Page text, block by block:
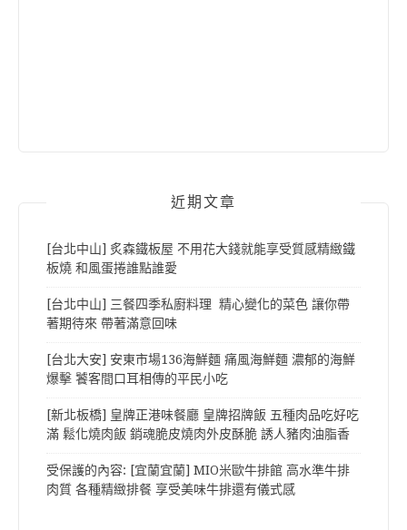
近期文章
[台北中山] 炙森鐵板屋 不用花大錢就能享受質感精緻鐵
板燒 和風蛋捲誰點誰愛
[台北中山] 三餐四季私廚料理 精心變化的菜色 讓你帶
著期待來 帶著滿意回味
[台北大安] 安東市場136海鮮麵 痛風海鮮麵 濃郁的海鮮
爆擊 饕客間口耳相傳的平民小吃
[新北板橋] 皇牌正港味餐廳 皇牌招牌飯 五種肉品吃好吃
滿 鬆化燒肉飯 銷魂脆皮燒肉外皮酥脆 誘人豬肉油脂香
受保護的內容: [宜蘭宜蘭] MIO米歐牛排館 高水準牛排
肉質 各種精緻排餐 享受美味牛排還有儀式感